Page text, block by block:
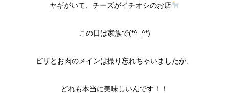
ヤギがいて、チーズがイチオシのお店
この日は家族で(*^_^*)
ピザとお肉のメインは撮り忘れちゃいましたが、
どれも本当に美味しいんです！！